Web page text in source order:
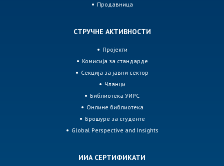
Продавница
СТРУЧНЕ АКТИВНОСТИ
Пројекти
Комисија за стандарде
Секција за јавни сектор
Чланци
Библиотека УИРС
Онлине библиотека
Брошуре за студенте
Global Perspective and Insights
ИИА СЕРТИФИКАТИ